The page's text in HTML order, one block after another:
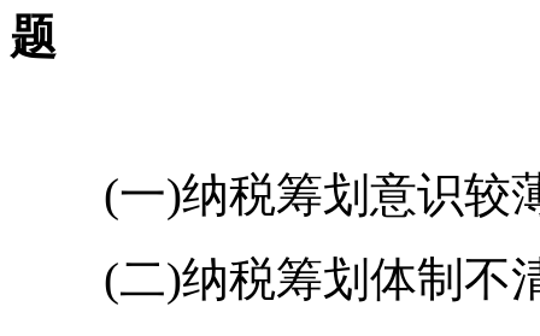
题
(一)纳税筹划意识较
(二)纳税筹划体制不